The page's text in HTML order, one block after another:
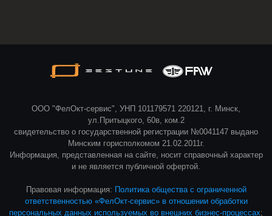
ООО "ФелОкт-сервис", УНП 101179571 220121, г. Минск,
ул.Притыцкого, 60в, ком.2
свидетельство о государственной регистрации №0041147 выдано
Минским горисполкомом 21.02.2011г.
Информация, представленная на сайте, носит справочный характер
и не является публичной офертой.
Правовая информация: Политика общества с ограниченной
ответственностью «ФелОкт-сервис» в отношении обработки
персональных данных используемых во внешних бизнес-процессах;